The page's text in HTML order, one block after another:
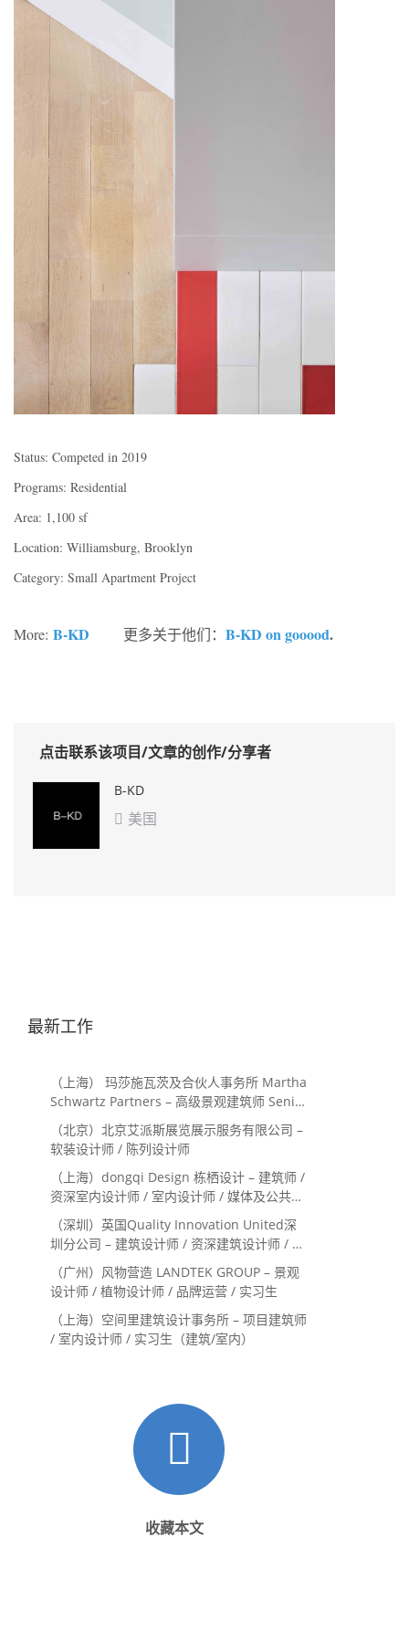
Status: Competed in 2019
Programs: Residential
Area: 1,100 sf
Location: Williamsburg, Brooklyn
Category: Small Apartment Project
More: B-KD 更多关于他们： B-KD on gooood.
点击联系该项目/文章的创作/分享者
B-KD
 美国
最新工作
（上海） 玛莎施瓦茨及合伙人事务所 Martha
Schwartz Partners – 高级景观建筑师 Senior
Landscape Designer / 景观建筑师
Landscape Designer
（北京）北京艾派斯展览展示服务有限公司 –
软装设计师 / 陈列设计师
（上海）dongqi Design 栋栖设计 – 建筑师 /
资深室内设计师 / 室内设计师 / 媒体及公共关
系主管 / 设计实习生（常年招聘）
（深圳）英国Quality Innovation United深
圳分公司 – 建筑设计师 / 资深建筑设计师 / 室
内设计师 / 设计实习生
（广州）风物营造 LANDTEK GROUP – 景观
设计师 / 植物设计师 / 品牌运营 / 实习生
（上海）空间里建筑设计事务所 – 项目建筑师
/ 室内设计师 / 实习生（建筑/室内）
收藏本文